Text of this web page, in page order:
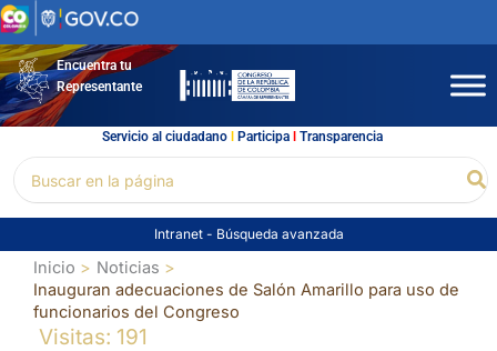
Ir
al
contenidoEncuentra tu
Representante
Servicio al ciudadano l Participal Transparencia
por:
Intranet - Búsqueda avanzada
Inicio
Noticias
Inauguran adecuaciones de Salón Amarillo para uso de
funcionarios del Congreso
Visitas: 191